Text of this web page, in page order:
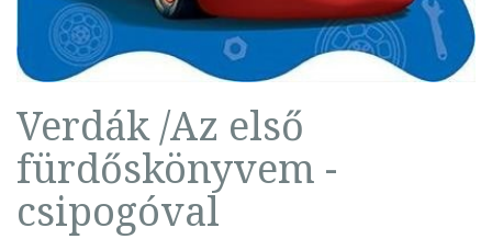
Verdák /Az első
fürdőskönyvem -
csipogóval